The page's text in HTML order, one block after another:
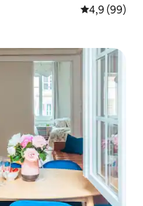
4,9 de uma
4,9 (99)
hóspedes